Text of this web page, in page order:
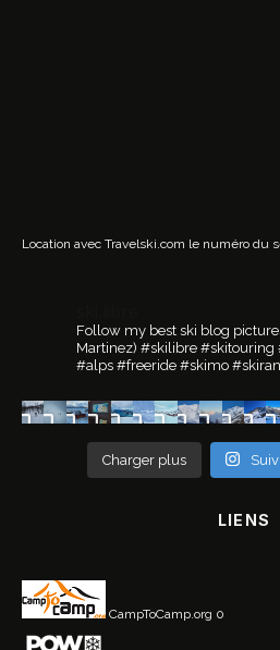
Location avec Travelski.com le numéro du
Follow my best ski blog
Martinez) #skilibre #skitouring
#alps #freeride #skimo
Charger plus
LIENS
CampToCamp.org 0